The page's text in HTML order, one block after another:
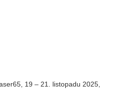
19 – 21. listopadu 2025,